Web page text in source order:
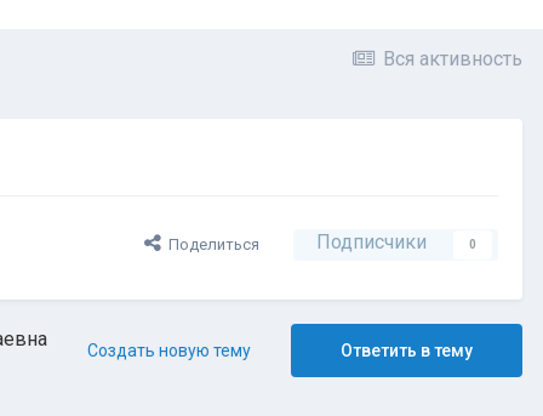
Вся активность
Поделиться Подписчики 0
Ответить в тему
Создать новую тему